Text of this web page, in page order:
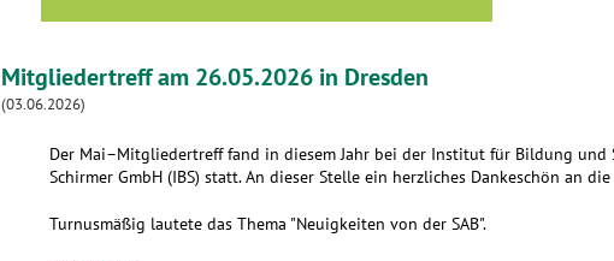
Mitgliedertreff am 26.05.2026 in Dresden
(03.06.2026)
Der Mai–Mitgliedertreff fand in diesem Jahr bei der Institut für Bildung und
Schirmer GmbH (IBS) statt. An dieser Stelle ein herzliches Dankeschön an die
Turnusmäßig lautete das Thema "Neuigkeiten von der SAB".